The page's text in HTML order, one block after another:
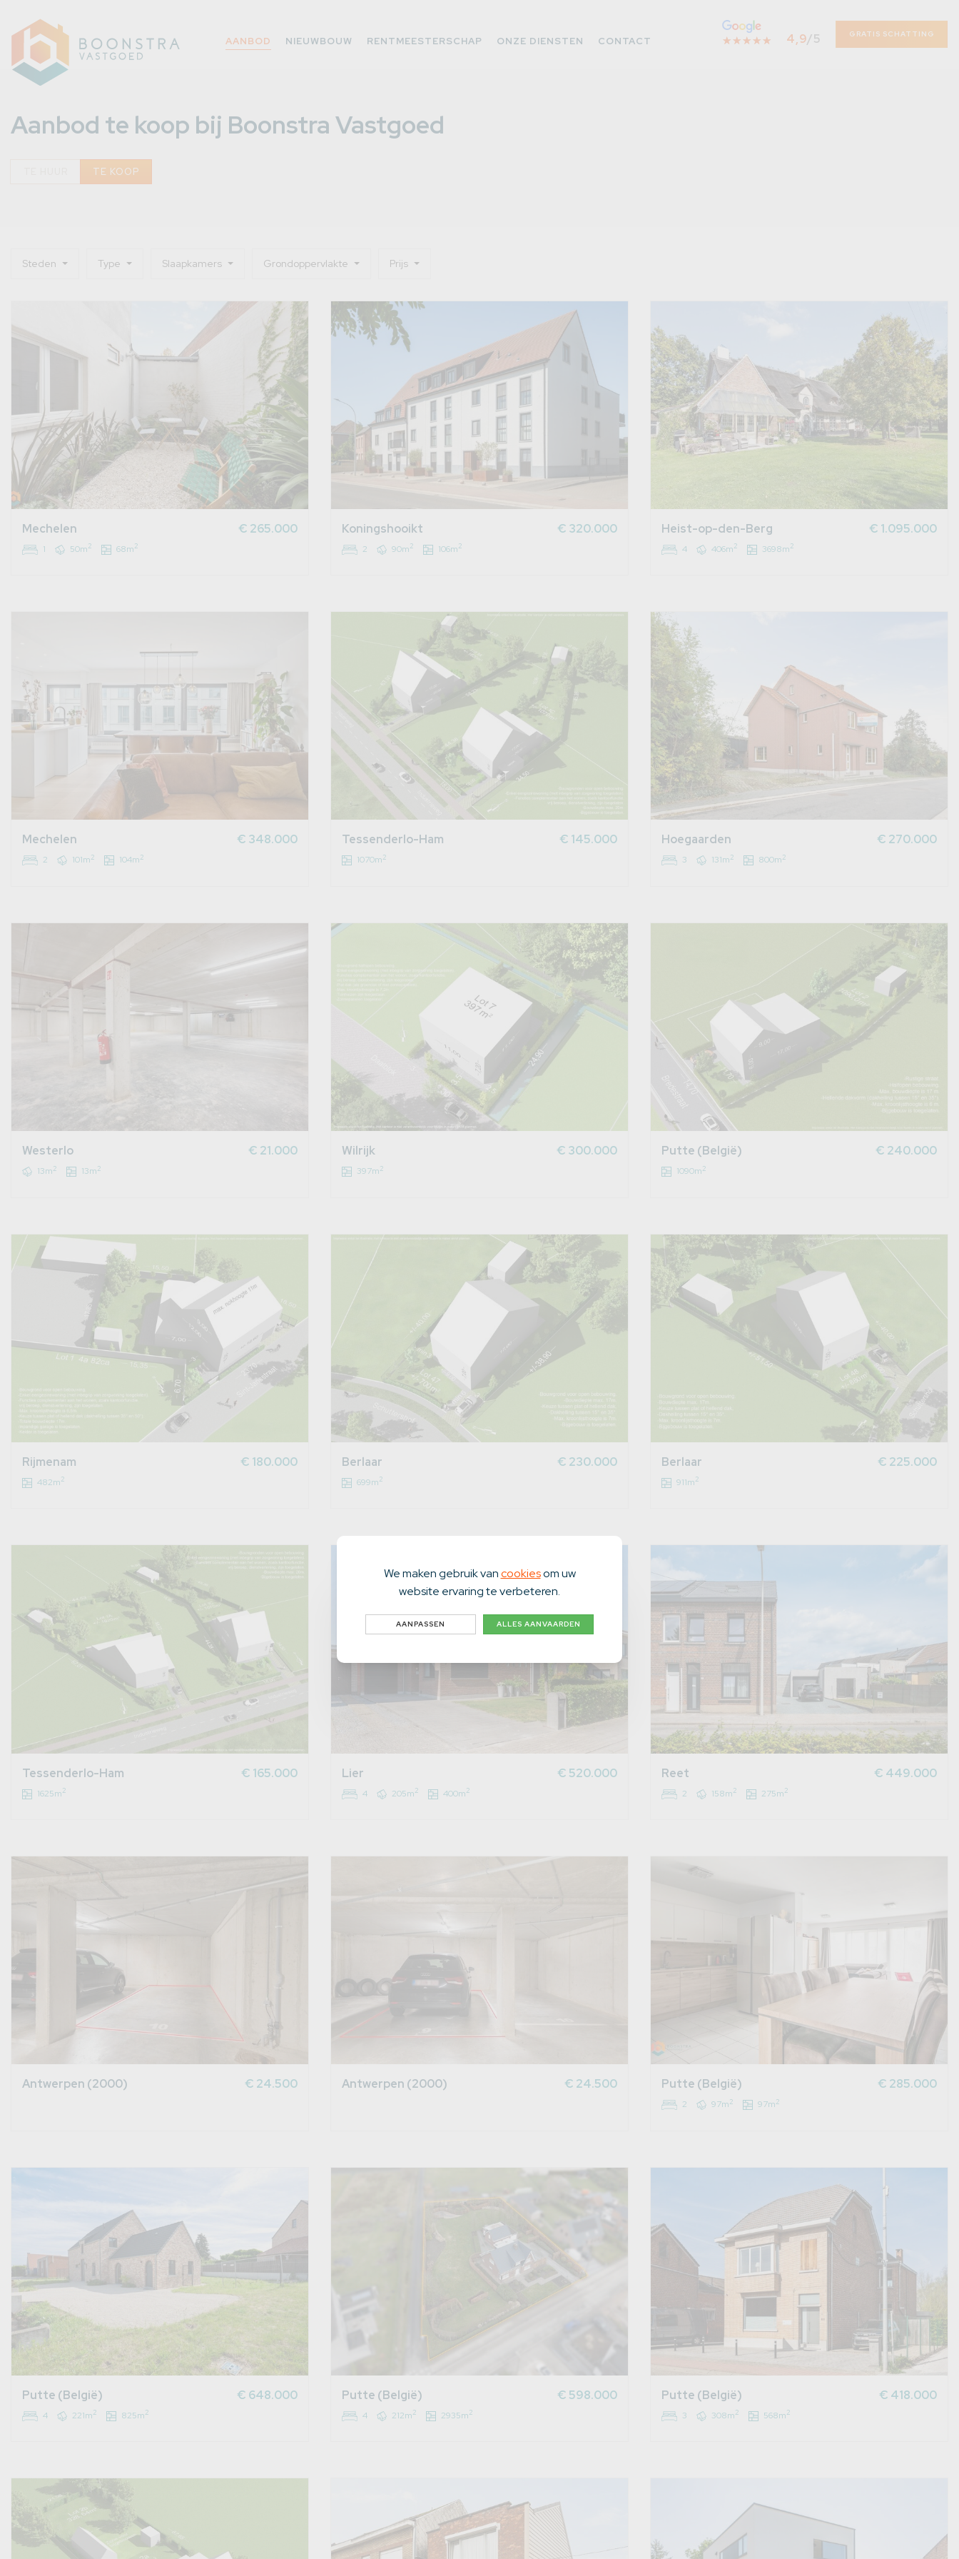
AANBOD NIEUWBOUW RENTMEESTERSCHAP ONZE DIENSTEN CONTACT ☆☆☆☆☆
★★★★★ 4,9/5 GRATIS SCHATTING
Aanbod te koop bij Boonstra Vastgoed
TE KOOP
Steden Type Slaapkamers Grondoppervlakte Prijs
Mechelen € 265.000
1 50m2 68m2
Koningshooikt € 320.000
2 90m2 106m2
Heist-op-den-Berg € 1.095.000
4 406m2 3698m2
Mechelen € 348.000
2 101m2 104m2
Tessenderlo-Ham € 145.000
1070m2
Hoegaarden € 270.000
3 131m2 800m2
Westerlo € 21.000
13m2 13m2
Wilrijk € 300.000
397m2
Putte (België) € 240.000
1090m2
Rijmenam € 180.000
482m2
Berlaar € 230.000
699m2
Berlaar € 225.000
911m2
Tessenderlo-Ham € 165.000
1625m2
Lier € 520.000
4 205m2 400m2
Reet € 449.000
2 158m2 275m2
Antwerpen (2000) € 24.500 Antwerpen (2000) € 24.500 Putte (België) € 285.000
2 97m2 97m2
Putte (België) € 648.000
4 221m2 825m2
Putte (België) € 598.000
4 212m2 2935m2
Putte (België) € 418.000
3 308m2 568m2
We maken gebruik vancookiesom uw
website ervaring te verbeteren.
AANPASSEN ALLES AANVAARDEN